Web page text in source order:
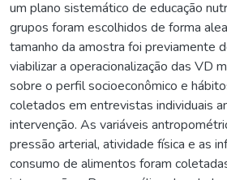
um plano sistemático de educação
grupos foram escolhidos de forma
tamanho da amostra foi previamente
viabilizar a operacionalização das VD
sobre o perfil socioeconômico e
coletados em entrevistas individuais
intervenção. As variáveis
pressão arterial, atividade física e as
consumo de alimentos foram